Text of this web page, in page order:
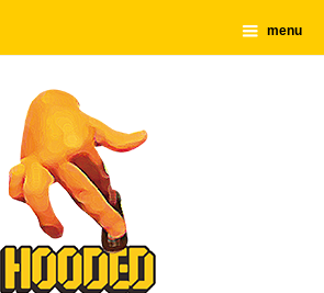
menu